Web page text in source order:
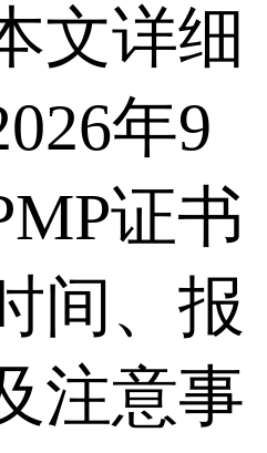
文详细
年9
证书
间、报
注意事